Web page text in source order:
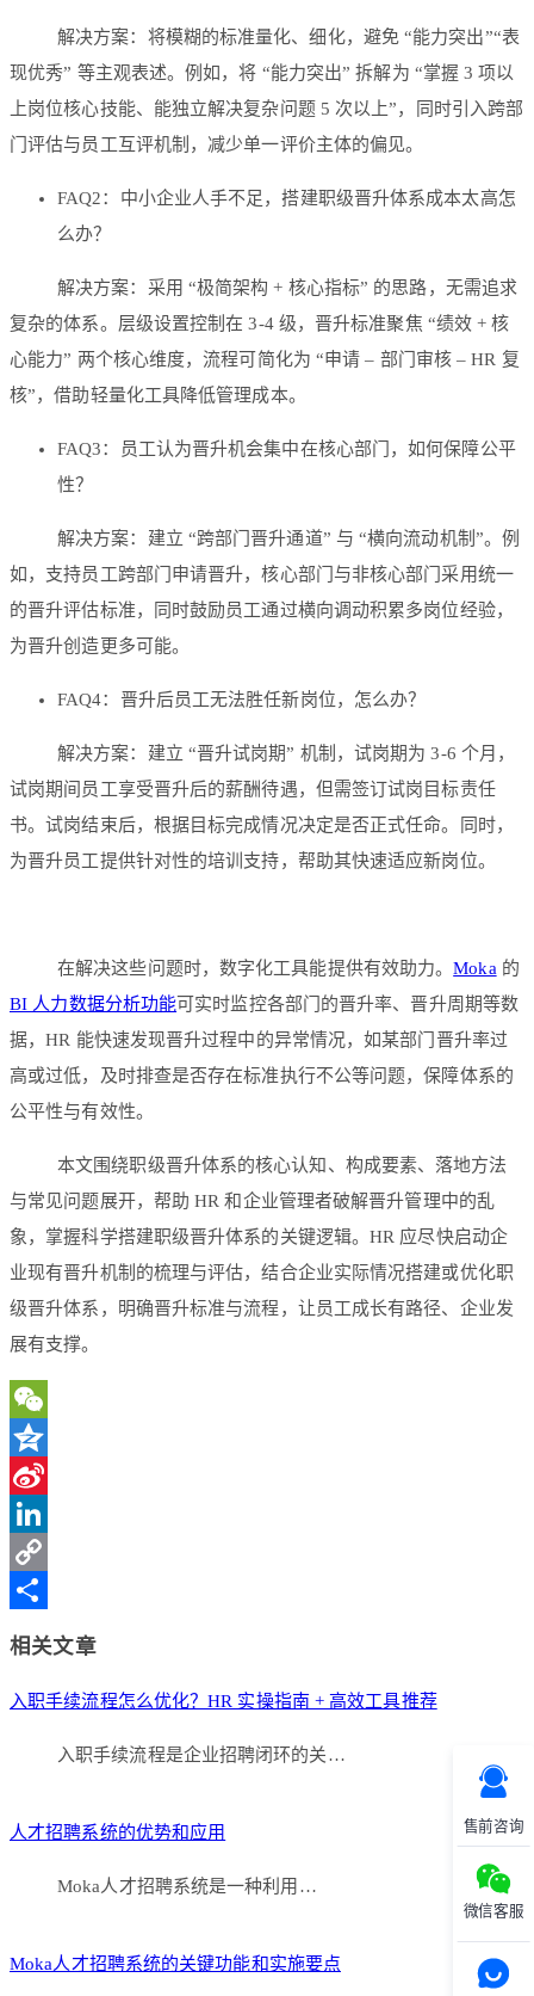
售前咨询
微信客服
解决方案：将模糊的标准量化、细化，避免 “能力突出”“表
现优秀” 等主观表述。例如，将 “能力突出” 拆解为 “掌握 3 项以
上岗位核心技能、能独立解决复杂问题 5 次以上”，同时引入跨部
门评估与员工互评机制，减少单一评价主体的偏见。
FAQ2：中小企业人手不足，搭建职级晋升体系成本太高怎
么办？
解决方案：采用 “极简架构 + 核心指标” 的思路，无需追求
复杂的体系。层级设置控制在 3-4 级，晋升标准聚焦 “绩效 + 核
心能力” 两个核心维度，流程可简化为 “申请 – 部门审核 – HR 复
核”，借助轻量化工具降低管理成本。
FAQ3：员工认为晋升机会集中在核心部门，如何保障公平
性？
解决方案：建立 “跨部门晋升通道” 与 “横向流动机制”。例
如，支持员工跨部门申请晋升，核心部门与非核心部门采用统一
的晋升评估标准，同时鼓励员工通过横向调动积累多岗位经验，
为晋升创造更多可能。
FAQ4：晋升后员工无法胜任新岗位，怎么办？
解决方案：建立 “晋升试岗期” 机制，试岗期为 3-6 个月，
试岗期间员工享受晋升后的薪酬待遇，但需签订试岗目标责任
书。试岗结束后，根据目标完成情况决定是否正式任命。同时，
为晋升员工提供针对性的培训支持，帮助其快速适应新岗位。
在解决这些问题时，数字化工具能提供有效助力。Moka的
BI 人力数据分析功能可实时监控各部门的晋升率、晋升周期等数
据，HR 能快速发现晋升过程中的异常情况，如某部门晋升率过
高或过低，及时排查是否存在标准执行不公等问题，保障体系的
公平性与有效性。
本文围绕职级晋升体系的核心认知、构成要素、落地方法
与常见问题展开，帮助 HR 和企业管理者破解晋升管理中的乱
象，掌握科学搭建职级晋升体系的关键逻辑。HR 应尽快启动企
业现有晋升机制的梳理与评估，结合企业实际情况搭建或优化职
级晋升体系，明确晋升标准与流程，让员工成长有路径、企业发
展有支撑。
WeChat
Qzone
Sina
Weibo
LinkedIn
Copy
相关文章
入职手续流程怎么优化？HR 实操指南 + 高效工具推荐
入职手续流程是企业招聘闭环的关…
人才招聘系统的优势和应用
Moka人才招聘系统是一种利用…
Moka人才招聘系统的关键功能和实施要点